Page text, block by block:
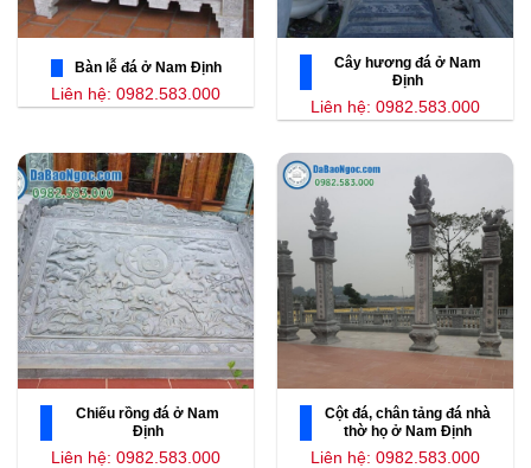
Bàn lễ đá ở Nam Định
Liên hệ: 0982.583.000
Cây hương đá ở Nam
Định
Liên hệ: 0982.583.000
Chiếu rồng đá ở Nam
Định
Liên hệ: 0982.583.000
Cột đá, chân tảng đá nhà
thờ họ ở Nam Định
Liên hệ: 0982.583.000